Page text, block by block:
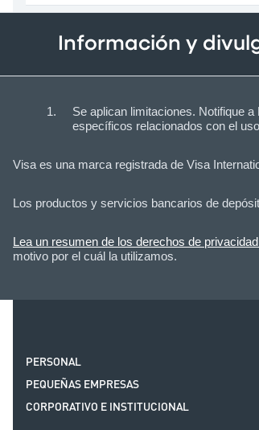
Información y
Se aplican limitaciones. Notifique
específicos relacionados con el
Visa es una marca registrada de Visa
Los productos y servicios bancarios de
Lea un resumen de los derechos de
motivo por el cuál la utilizamos.
PERSONAL
PEQUEÑAS EMPRESAS
CORPORATIVO E INSTITUCIONAL